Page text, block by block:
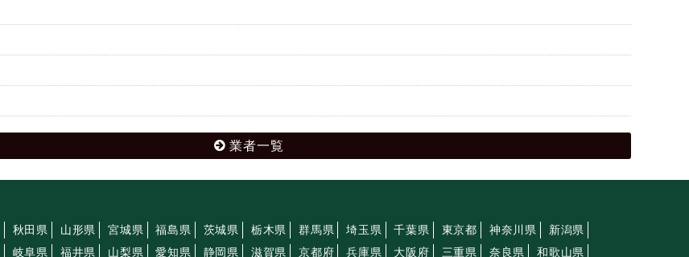
業者一覧
秋田県 山形県 宮城県 福島県 茨城県 栃木県 群馬県 埼玉県 千葉県 東京都 神奈川県
新潟県
岐阜県 福井県 山梨県 愛知県 静岡県 滋賀県 京都府 兵庫県 大阪府 三重県 奈良県 和歌山県